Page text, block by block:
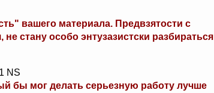
вашего материала. Предвзятости с
стану особо энтузазистски разбираться
NS
бы мог делать серьезную работу лучше